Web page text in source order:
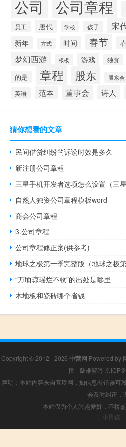
公司 公司章程
员工 唐代 学校 孩子 宋
新年 方式 时间 春节
梦幻西游 模板 游戏 独资
的是 章程 股东 股东会
英语 范本 董事会 诗人
猜你想看的文章
民间借贷纠纷的诉讼时效是多久
新注册公司章程
三星手机开发者选项怎么设置（三
自然人独资公司章程模板word
商会公司章程
3.公司章程
公司章程修正案(供参考)
地球之极第一季完整版（地球之极第
“万顷琼瑶烂不收”的出处是哪里
木地板和瓷砖哪个省钱
Copyright © 2012 - 2026 中营网 Powered by
图 | 疑难解答 京ICP
声明：本站内容来自互联网，如信息有错误可
会及时纠正，
本站仅为个人兴趣爱好，不接
小男孩